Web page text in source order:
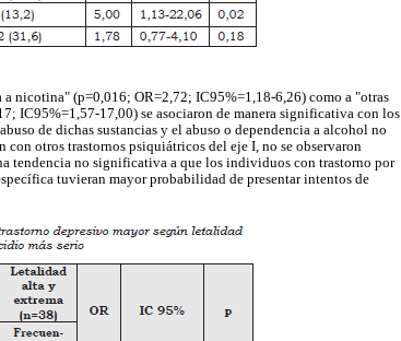
nicotina" (p=0,016; OR=2,72; IC95%=1,18-6,26) como a "otras
IC95%=1,57-17,00) se asociaron de manera significativa con los
de dichas sustancias y el abuso o dependencia a alcohol no
con otros trastornos psiquiátricos del eje I, no se observaron
tendencia no significativa a que los individuos con trastorno por
tuvieran mayor probabilidad de presentar intentos de